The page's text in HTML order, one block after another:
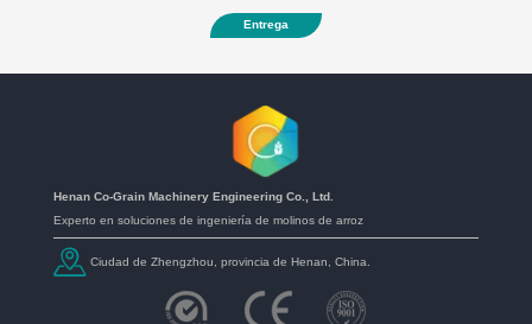
Entrega
Henan Co-Grain Machinery Engineering Co., Ltd.
Experto en soluciones de ingeniería de molinos de arroz
Ciudad de Zhengzhou, provincia de Henan, China.